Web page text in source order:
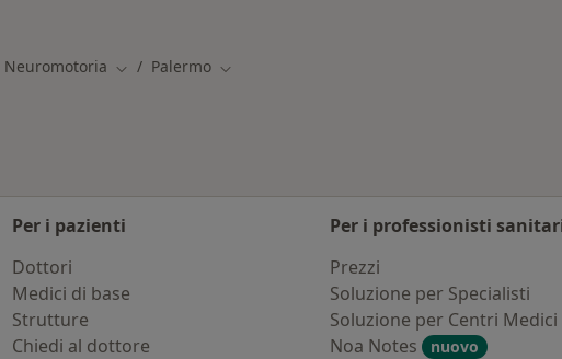
Neuromotoria Cambia città
Palermo Cambia città
Per i pazienti
Dottori
Medici di base
Strutture
Chiedi al dottore
Per i professionisti
Prezzi
Soluzione per Specialisti
Soluzione per Centri Medici
Noa Notes
nuovo